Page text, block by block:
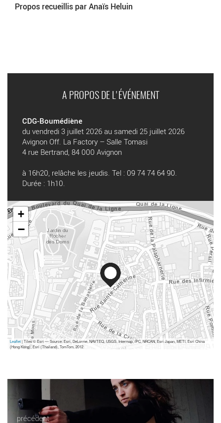
Propos recueillis par Anaïs Heluin
A PROPOS DE L'ÉVÉNEMENT
CDG-Boumédiène
du vendredi 3 juillet 2026 au samedi 25 juillet 2026
Avignon Off. La Factory – Salle Tomasi
4 rue Bertrand, 84 000 Avignon
à 16h20, relâche les jeudis. Tel : 09 74 74 64 90.
Durée : 1h10.
+
−
Leaflet| Tiles © Esri — Source: Esri, DeLorme, NAVTEQ, USGS, Intermap, iPC, NRCAN, Esri Japan, METI, Esri China
(Hong Kong), Esri (Thailand), TomTom, 2012
précédent